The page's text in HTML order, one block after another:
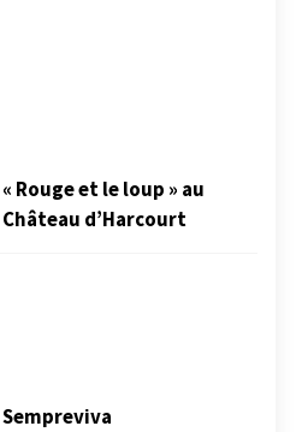
« Rouge et le loup » au
Château d’Harcourt
Sempreviva